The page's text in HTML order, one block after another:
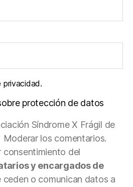
privacidad.
protección de datos
Síndrome X Frágil de
Moderar los comentarios.
consentimiento del
y encargados de
ceden o comunican datos a